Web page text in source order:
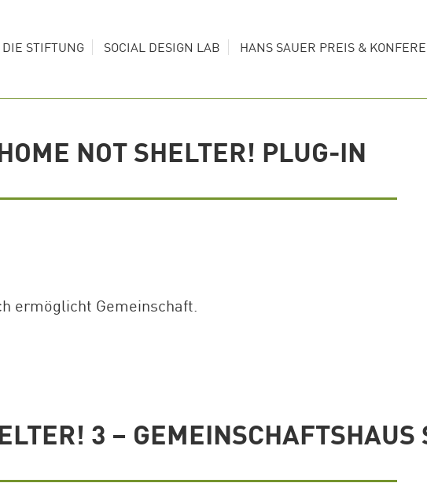
DIE STIFTUNG SOCIAL DESIGN LAB HANS SAUER PREIS &
NOT SHELTER! PLUG-IN
ermöglicht Gemeinschaft.
3 –